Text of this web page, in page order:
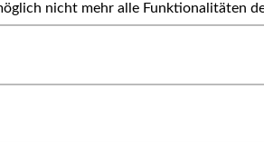
nicht mehr alle Funktionalitäten